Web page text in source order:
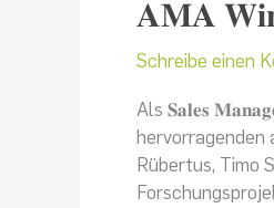
𝐀𝐌𝐀
Schreibe einen
Als 𝐒𝐚𝐥𝐞𝐬
hervorragenden
Rübertus, Timo